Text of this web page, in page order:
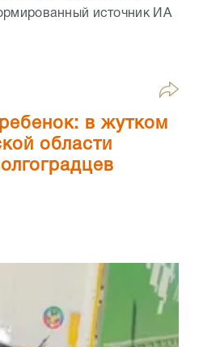
источник ИА
в жутком
области